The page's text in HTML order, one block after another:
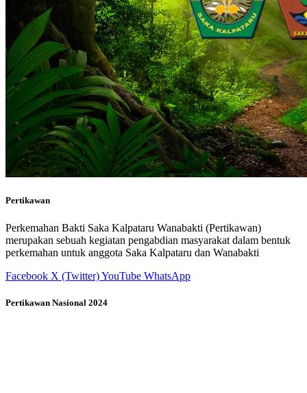
Pertikawan
Perkemahan Bakti Saka Kalpataru Wanabakti (Pertikawan)
merupakan sebuah kegiatan pengabdian masyarakat dalam bentuk
perkemahan untuk anggota Saka Kalpataru dan Wanabakti
Facebook X (Twitter)YouTube WhatsApp
Pertikawan Nasional 2024